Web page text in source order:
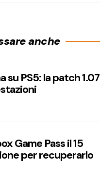
anche
su PS5: la patch 1.07
Game Pass il 15
per recuperarlo